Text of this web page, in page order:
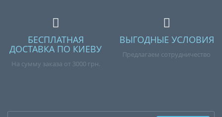
БЕСПЛАТНАЯ
ДОСТАВКА ПО КИЕВУ
На сумму заказа от 3000 грн.
ВЫГОДНЫЕ УСЛОВИЯ
Предлагаем сотрудничество